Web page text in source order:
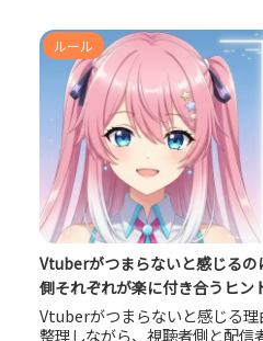
ルール
Vtuberがつまらないと感じる
側それぞれが楽に付き合うヒン
Vtuberがつまらないと感じる
整理しながら、視聴者側と配信